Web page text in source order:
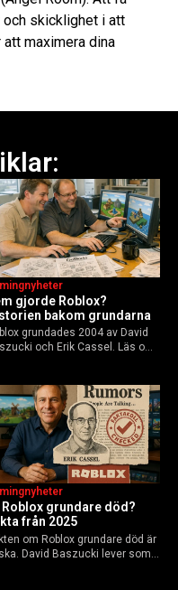
och skicklighet i att
maximera dina
gjorde Roblox?
bakom grundarna
grundades 2004 av David
och Erik Cassel. Läs om
2025, och vad som
inför 2026.
Roblox grundare död?
från 2025
om Roblox grundare död är
David Baszucki lever som